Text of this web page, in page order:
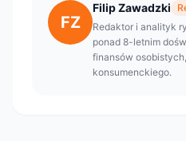
FZ
Filip Zawadzki
Redaktor i analityk
ponad 8-letnim
finansów
konsumenckiego.